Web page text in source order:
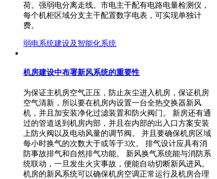
荷。强弱电分离走线。市电主干配有电路电量检测仪，
每个机柜区域分支主干配置数字电表，可实现单独计
费。
弱电系统建设及智能化系统
机房建设中布署新风系统的重要性
为保证主机房空气正压，防止灰尘进入机房，保证机房
空气清新，所以要在机房内设置一台全热交换器新风
机，并且加安装净化过滤装置和防火阀门。 新房还有通
过的管道送到机房内部，并且在内部的出入口方案安装
上防火阀以及电动风量的调节阀。 并且要确保机房区域
每小时换气的次数大于或等于3次。 排气设计应具有消
防事故排气和自然排气功能。 新风换气系统能与消防系
统联动，一旦发生火灾事故，便能自动切断新风进风。
机房的新风系统可以确保机房空调正常运行及机房合理